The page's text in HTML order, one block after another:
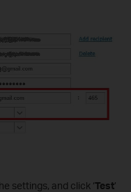
settings, and click ‘Test’